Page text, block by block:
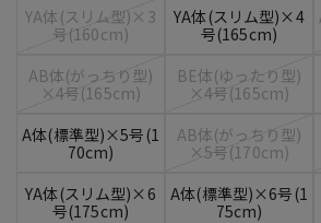
YA体(スリム型)×3
号(160cm)
YA体(スリム型)×4
号(165cm)
AB体(がっちり型)
×4号(165cm)
BE体(ゆったり型)
×4号(165cm)
A体(標準型)×5号(1
70cm)
AB体(がっちり型)
×5号(170cm)
YA体(スリム型)×6
号(175cm)
A体(標準型)×6号(1
75cm)